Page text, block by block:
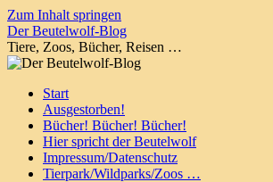
Zum Inhalt springen
Der Beutelwolf-Blog
Tiere, Zoos, Bücher, Reisen …
Start
Ausgestorben!
Bücher! Bücher! Bücher!
Hier spricht der Beutelwolf
Impressum/Datenschutz
Tierpark/Wildparks/Zoos …